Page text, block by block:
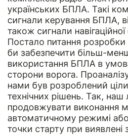
українських БПЛА. Такі
сигнали керування БПЛА,
також сигнали
Постало питання розробки
би забезпечити більш-
використання БПЛА в
сторони ворога.
нами був розроблений
технічних рішень. Так, наш
продовжувати виконання
автоматичному режимі
точки старту при виявлені